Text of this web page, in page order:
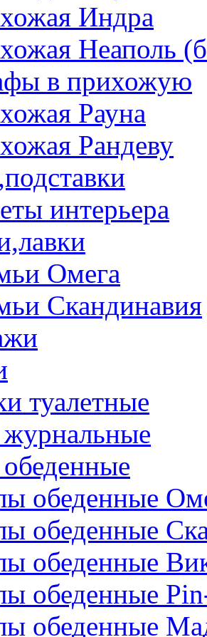
Индра
Неаполь
в прихожую
Рауна
Рандеву
интерьера
Омега
Скандинавия
туалетные
обеденные
обеденные
обеденные
обеденные
обеденные